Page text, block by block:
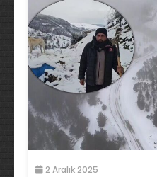
2 Aralık 2025